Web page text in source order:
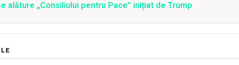
alăture „Consiliului pentru Pace” inițiat de Trump